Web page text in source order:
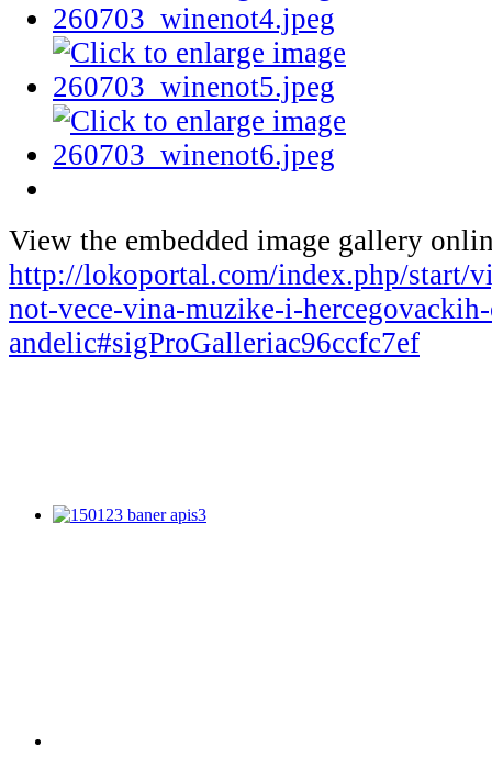
View the embedded image gallery
http://lokoportal.com/index.php/start/
not-vece-vina-muzike-i-
andelic#sigProGalleriac96ccfc7ef